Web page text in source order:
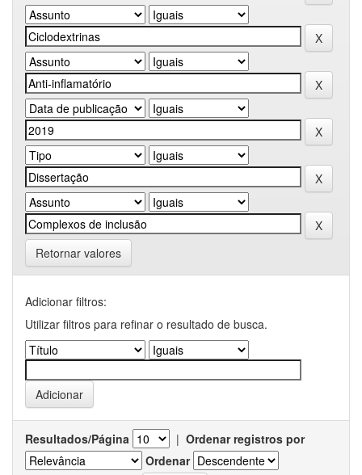
Retornar valores
Adicionar filtros:
Utilizar filtros para refinar o resultado de busca.
Resultados/Página | Ordenar registros por
Ordenar